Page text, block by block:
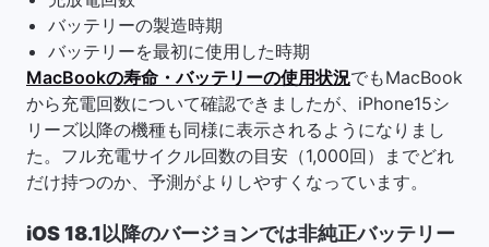
バッテリーの製造時期
バッテリーを最初に使用した時期
MacBookの寿命・バッテリーの使用状況でもMacBook
から充電回数について確認できましたが、iPhone15シ
リーズ以降の機種も同様に表示されるようになりまし
た。フル充電サイクル回数の目安（1,000回）までどれ
だけ持つのか、予測がよりしやすくなっています。
iOS 18.1以降のバージョンでは非純正バッテリー